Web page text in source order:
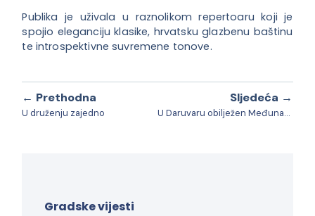
Publika je uživala u raznolikom repertoaru koji je
spojio eleganciju klasike, hrvatsku glazbenu baštinu
te introspektivne suvremene tonove.
← Prethodna
U druženju zajedno
Sljedeća →
U Daruvaru obilježen Međunarodni dan starijih osoba
Gradske vijesti